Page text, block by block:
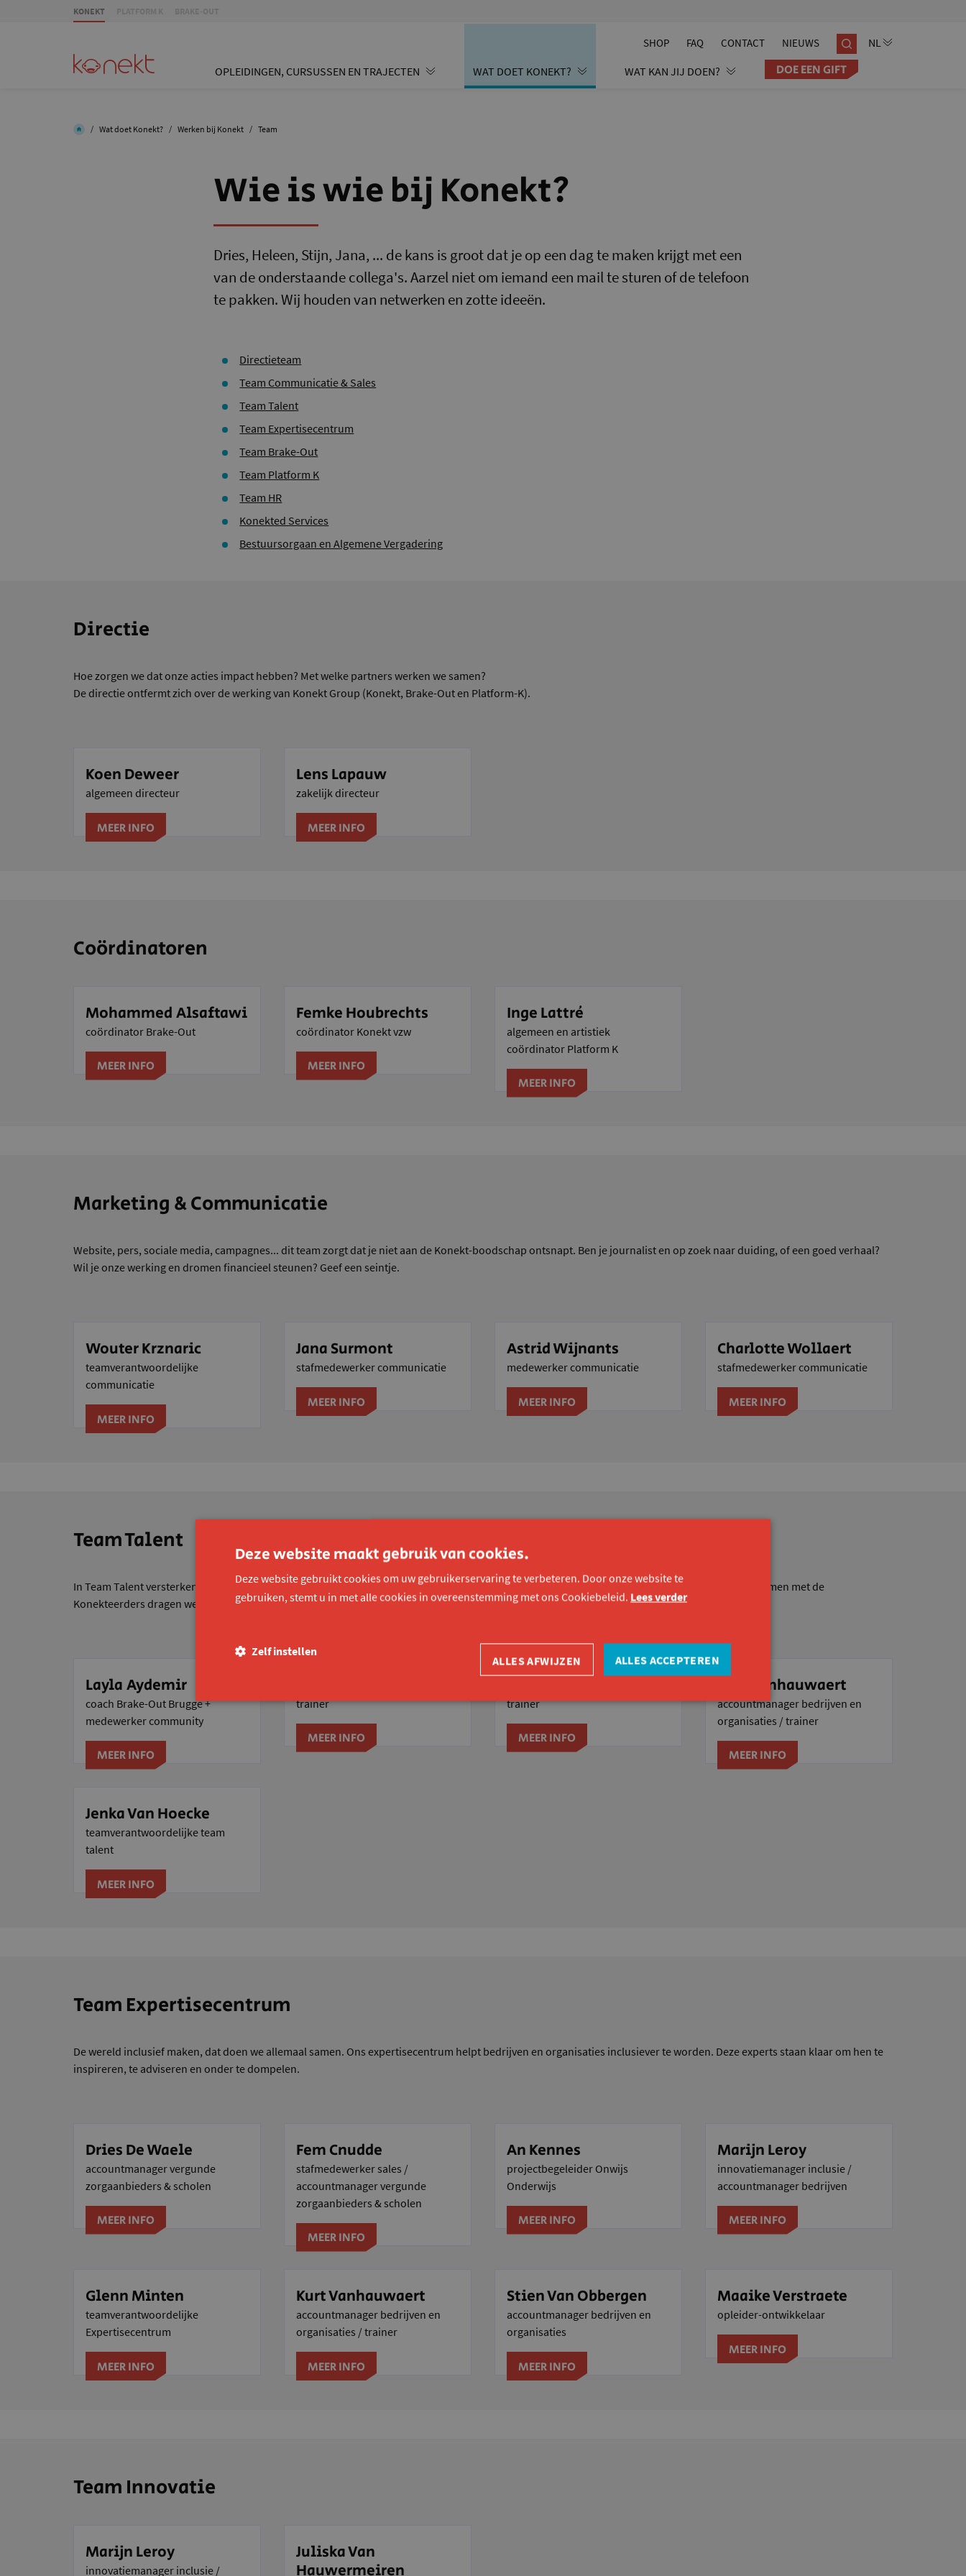
KONEKT
SHOP FAQ CONTACT NIEUWS
OPLEIDINGEN, CURSUSSEN EN TRAJECTEN WAT DOET KONEKT? WAT KAN JIJ DOEN? DOE EEN GIFT
/ Wat doet Konekt? / Werken bij Konekt / Team
Wie is wie bij Konekt?
Dries, Heleen, Stijn, Jana, ... de kans is groot dat je op een dag te maken krijgt met een
van de onderstaande collega's. Aarzel niet om iemand een mail te sturen of de telefoon
te pakken. Wij houden van netwerken en zotte ideeën.
Directieteam
Team Communicatie & Sales
Team Talent
Team Expertisecentrum
Team Brake-Out
Team Platform K
Team HR
Konekted Services
Bestuursorgaan en Algemene Vergadering
Directie
Hoe zorgen we dat onze acties impact hebben? Met welke partners werken we samen?
De directie ontfermt zich over de werking van Konekt Group (Konekt, Brake-Out en Platform-K).
Koen Deweer
algemeen directeur
MEER INFO
Lens Lapauw
zakelijk directeur
MEER INFO
Coördinatoren
Mohammed Alsaftawi
coördinator Brake-Out
MEER INFO
Femke Houbrechts
coördinator Konekt vzw
MEER INFO
Inge Lattré
algemeen en artistiek
coördinator Platform K
MEER INFO
Marketing & Communicatie
Website, pers, sociale media, campagnes... dit team zorgt dat je niet aan de Konekt-boodschap ontsnapt. Ben je journalist en op zoek naar duiding, of een goed verhaal?
Wil je onze werking en dromen financieel steunen? Geef een seintje.
Wouter Krznaric
teamverantwoordelijke
communicatie
MEER INFO
Jana Surmont
stafmedewerker communicatie
MEER INFO
Astrid Wijnants
medewerker communicatie
MEER INFO
Charlotte Wollaert
stafmedewerker communicatie
MEER INFO
Team Talent
In Team Talent versterken we personen met en zonder handicap, zodat zij vanuit hun talenten mee kunnen bouwen aan die inclusieve wereld. Samen met de
Konekteerders dragen we actief de missie van Konekt uit.
Layla Aydemir
coach Brake-Out Brugge +
medewerker community
MEER INFO
trainer
MEER INFO
trainer
MEER INFO
Kurt Vanhauwaert
accountmanager bedrijven en
organisaties / trainer
MEER INFO
Jenka Van Hoecke
teamverantwoordelijke team
talent
MEER INFO
Team Expertisecentrum
De wereld inclusief maken, dat doen we allemaal samen. Ons expertisecentrum helpt bedrijven en organisaties inclusiever te worden. Deze experts staan klaar om hen te
inspireren, te adviseren en onder te dompelen.
Dries De Waele
accountmanager vergunde
zorgaanbieders & scholen
MEER INFO
Fem Cnudde
stafmedewerker sales /
accountmanager vergunde
zorgaanbieders & scholen
MEER INFO
An Kennes
projectbegeleider Onwijs
Onderwijs
MEER INFO
Marijn Leroy
innovatiemanager inclusie /
accountmanager bedrijven
MEER INFO
Glenn Minten
teamverantwoordelijke
Expertisecentrum
MEER INFO
Kurt Vanhauwaert
accountmanager bedrijven en
organisaties / trainer
MEER INFO
Stien Van Obbergen
accountmanager bedrijven en
organisaties
MEER INFO
Maaike Verstraete
opleider-ontwikkelaar
MEER INFO
Team Innovatie
Marijn Leroy
innovatiemanager inclusie /
Juliska Van
Hauwermeiren
Deze website maakt gebruik van cookies.
Deze website gebruikt cookies om uw gebruikerservaring te verbeteren. Door onze website te
gebruiken, stemt u in met alle cookies in overeenstemming met ons Cookiebeleid. Lees verder
ALLES ACCEPTEREN
ALLES AFWIJZEN
Zelf instellen